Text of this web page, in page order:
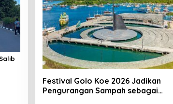
Festival Golo Koe 2026 Jadikan
Pengurangan Sampah sebagai